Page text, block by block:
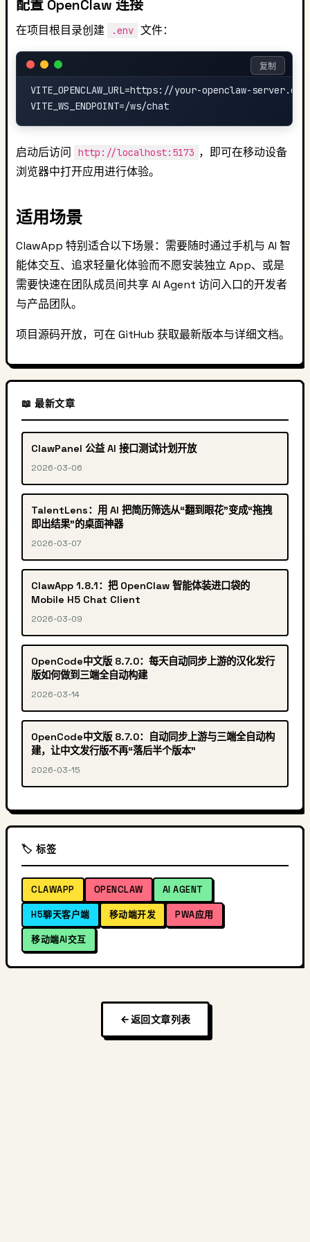
配置 OpenClaw 连接
在项目根目录创建 .env 文件：
VITE_OPENCLAW_URL=https://your-openclaw-server.com
复制
启动后访问 http://localhost:5173 ，即可在移动设备
浏览器中打开应用进行体验。
适用场景
ClawApp 特别适合以下场景：需要随时通过手机与 AI 智
能体交互、追求轻量化体验而不愿安装独立 App、或是
需要快速在团队成员间共享 AI Agent 访问入口的开发者
与产品团队。
项目源码开放，可在 GitHub 获取最新版本与详细文档。
📖 最新文章
ClawPanel 公益 AI 接口测试计划开放
2026-03-06
TalentLens：用 AI 把简历筛选从“翻到眼花”变成“拖拽
即出结果”的桌面神器
2026-03-07
ClawApp 1.8.1：把 OpenClaw 智能体装进口袋的
Mobile H5 Chat Client
2026-03-09
OpenCode中文版 8.7.0：每天自动同步上游的汉化发行
版如何做到三端全自动构建
2026-03-14
OpenCode中文版 8.7.0：自动同步上游与三端全自动构
建，让中文发行版不再“落后半个版本”
2026-03-15
🏷️ 标签
CLAWAPP OPENCLAW AI AGENT
H5聊天客户端 移动端开发 PWA应用
移动端AI交互
返回文章列表